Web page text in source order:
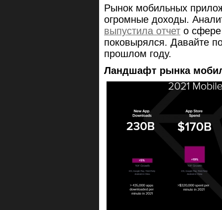
Рынок мобильных
огромные доходы.
выпустила отчет о
поковырялся. Давайте
прошлом году.
Ландшафт рынка